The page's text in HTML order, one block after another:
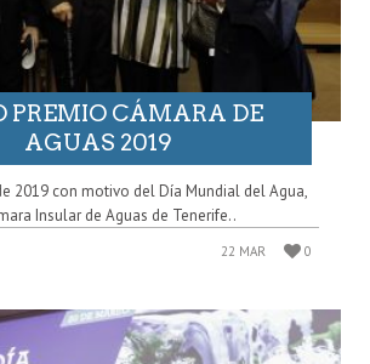
PREMIO CÁMARA DE
AGUAS 2019
2019 con motivo del Día Mundial del Agua,
Insular de Aguas de Tenerife..
22 MAR 0